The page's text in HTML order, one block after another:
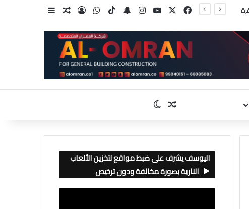
فيسبوك ‫YouTubeانستقرامسناب تشات
‫TikTokواتسابتسجيل الدخول
مقال عشوائي
إضافة عمود
مقال عشوائي
الوضع المظلم
اليوسف يشرف على ضبط مواقع لتخزين الألعاب
النارية بصورة مخالفة ودون ترخيص